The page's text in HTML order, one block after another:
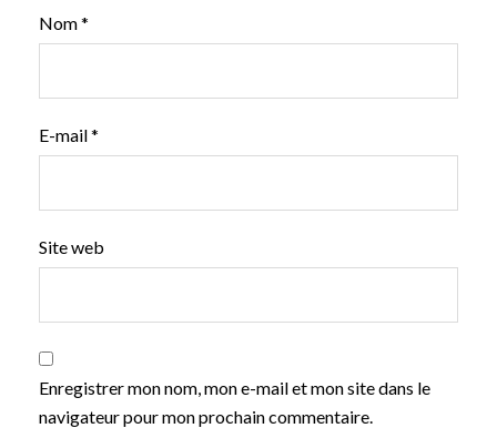
Nom*
E-mail*
Site web
Enregistrer mon nom, mon e-mail et mon site dans le
navigateur pour mon prochain commentaire.